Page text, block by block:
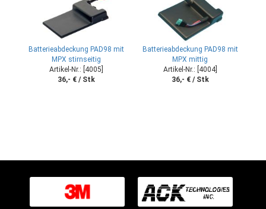
Batterieabdeckung PAD98 mit
MPX stirnseitig
Artikel-Nr.: [4005]
36,- € / Stk
Batterieabdeckung PAD98 mit
MPX mittig
Artikel-Nr.: [4004]
36,- € / Stk